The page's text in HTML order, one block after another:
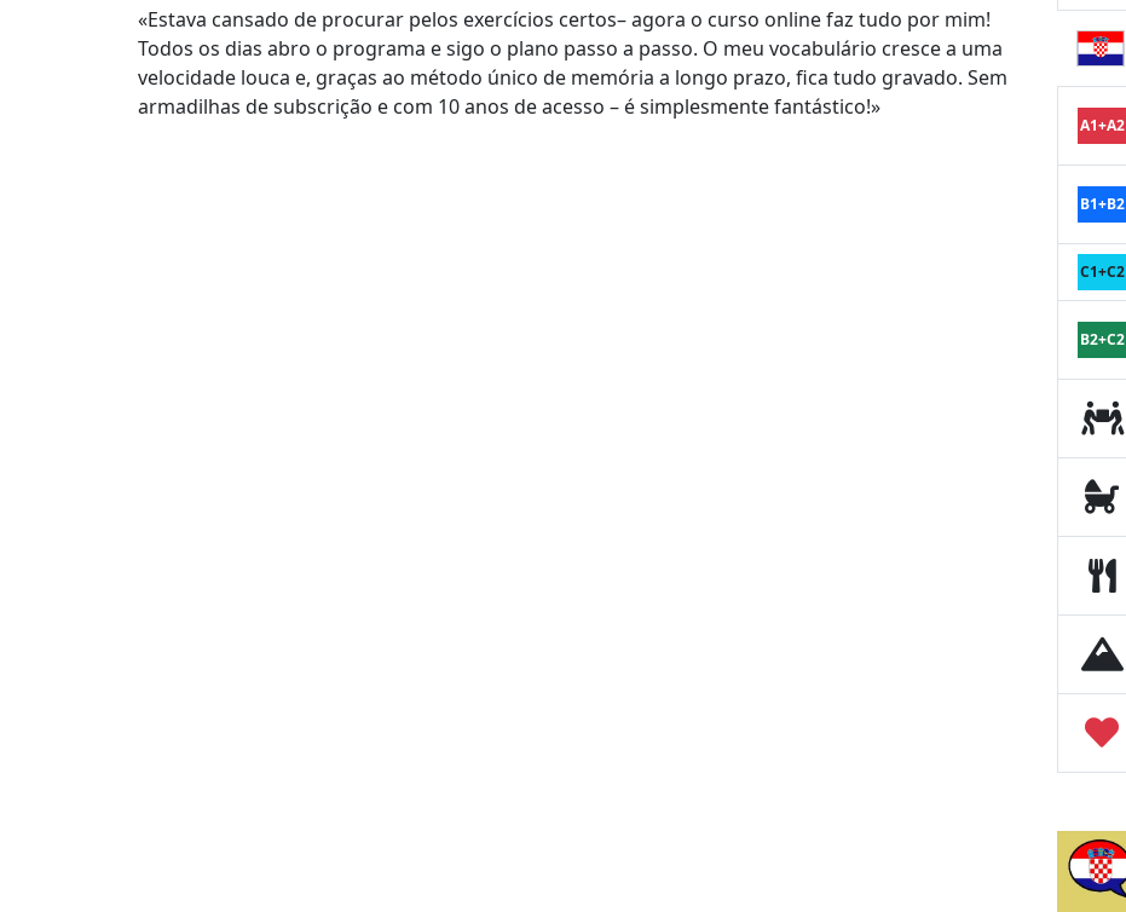
«Estava cansado de procurar pelos exercícios certos– agora o curso online faz tudo por mim!
Todos os dias abro o programa e sigo o plano passo a passo. O meu vocabulário cresce a uma
velocidade louca e, graças ao método único de memória a longo prazo, fica tudo gravado. Sem
armadilhas de subscrição e com 10 anos de acesso – é simplesmente fantástico!»
A1+A2
B1+B2
C1+C2
B2+C2